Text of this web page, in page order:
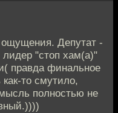
ощущения. Депутат -
"стоп хам(а)"
правда финальное
то смутило,
полностью не